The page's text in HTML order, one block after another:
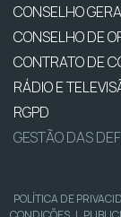
CONSELHO
CONSELHO DE
CONTRATO DE
RÁDIO E
RGPD
GESTÃO DAS
POLÍTICA DE